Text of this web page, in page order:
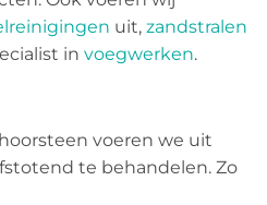
uit, zandstralen
in voegwerken.
voeren we uit
te behandelen. Zo